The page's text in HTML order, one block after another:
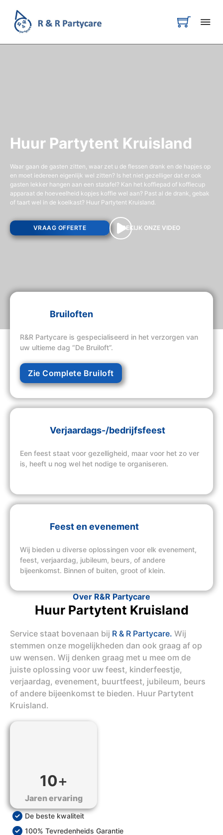
Huur Partytent Kruisland
Waar gaan de gasten zitten, waar zet u de flessen drank en de hapjes op
en moet iedereen eigenlijk wel zitten? Is het niet gezelliger dat er ook
gasten lekker hangen aan een statafel? Kan het koffiepad of koffiecup
apparaat de hoeveelheid kopjes koffie wel aan? Past al de drank, gebak
of taart wel in de koelkast? Huur Partytent Kruisland.
VRAAG OFFERTE BEKIJK ONZE VIDEO
Bruiloften
R&R Partycare is gespecialiseerd in het verzorgen van
uw ultieme dag “De Bruiloft”.
Zie Complete Bruiloft
Verjaardags-/bedrijfsfeest
Een feest staat voor gezelligheid, maar voor het zo ver
is, heeft u nog wel het nodige te organiseren.
Feest en evenement
Wij bieden u diverse oplossingen voor elk evenement,
feest, verjaardag, jubileum, beurs, of andere
bijeenkomst. Binnen of buiten, groot of klein.
Over R&R Partycare
Huur Partytent Kruisland
Service staat bovenaan bij R & R Partycare. Wij
stemmen onze mogelijkheden dan ook graag af op
uw wensen. Wij denken graag met u mee om de
juiste oplossing voor uw feest, kinderfeestje,
verjaardag, evenement, buurtfeest, jubileum, beurs
of andere bijeenkomst te bieden. Huur Partytent
Kruisland.
10+
Jaren ervaring
De beste kwaliteit
100% Tevredenheids Garantie